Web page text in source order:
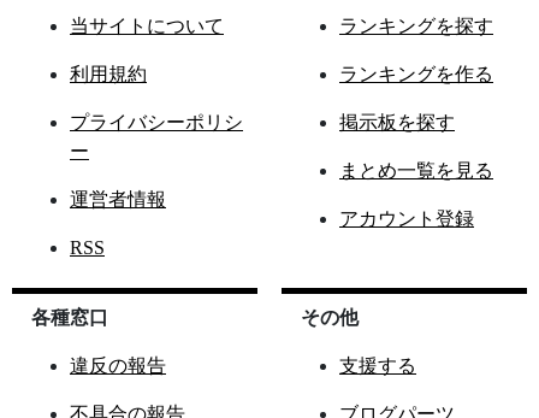
当サイトについて
利用規約
プライバシーポリシ
ー
運営者情報
RSS
ランキングを探す
ランキングを作る
掲示板を探す
まとめ一覧を見る
アカウント登録
各種窓口
違反の報告
不具合の報告
その他
支援する
ブログパーツ